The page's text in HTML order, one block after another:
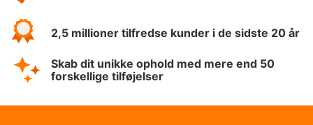
2,5 millioner tilfredse kunder i de sidste 20 år
Skab dit unikke ophold med mere end 50
forskellige tilføjelser